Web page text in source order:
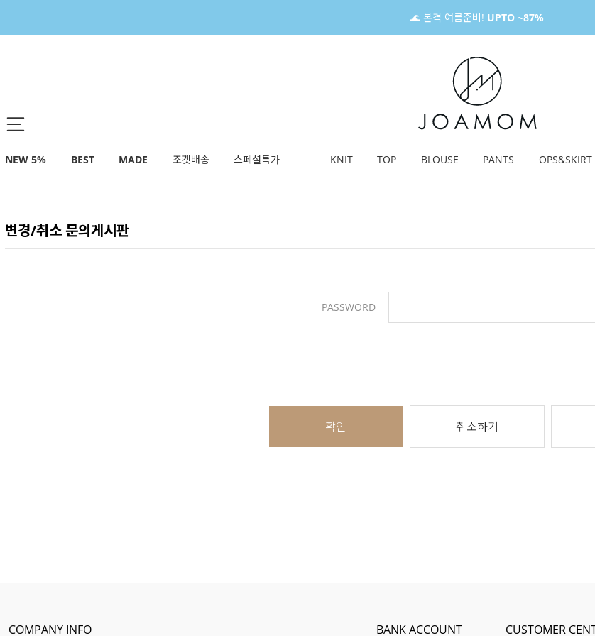
🌊 본격 여름준비! UPTO ~87%
NEW 5% BEST MADE 조켓배송 스페셜특가 KNIT TOP BLOUSE PANTS OPS&SKIRT
변경/취소 문의게시판
PASSWORD
확인 취소하기
COMPANY INFO BANK ACCOUNT CUSTOMER